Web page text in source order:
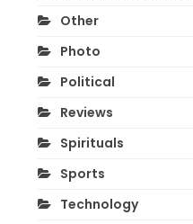
Other
Photo
Political
Reviews
Spirituals
Sports
Technology